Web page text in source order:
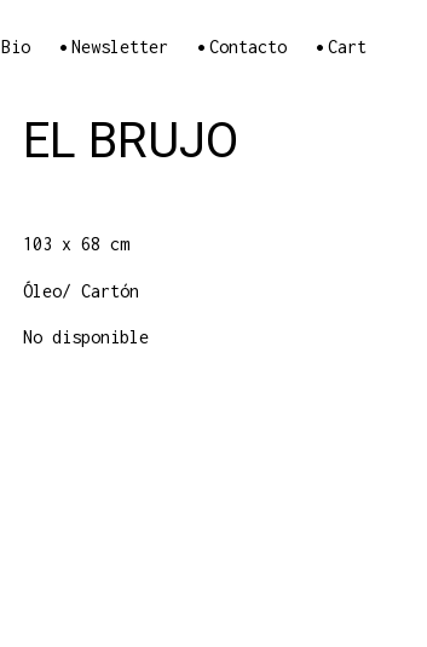
Bio • Newsletter • Contacto • Cart
EL BRUJO
103 x 68 cm
Óleo/ Cartón
No disponible